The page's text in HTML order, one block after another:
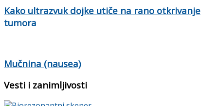
Kako ultrazvuk dojke utiče na rano otkrivanje
tumora
Mučnina (nausea)
Vesti i zanimljivosti